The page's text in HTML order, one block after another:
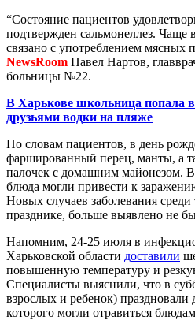
“Состояние пациентов
подтвержден сальмонеллез. Чаще
связано с употреблением мясных
NewsRoom Павел Нартов,
больницы №22.
В Харькове школьница попала
друзьями водки на пляже
По словам пациентов, в день
фаршированный перец, манты, а
палочек с домашним майонезом.
блюда могли привести к
Новых случаев заболевания среди
празднике, больше выявлено не
Напомним, 24-25 июля в
Харьковской области доставили
повышенную температуру и
Специалисты выяснили, что в
взрослых и ребенок)
которого могли отравиться